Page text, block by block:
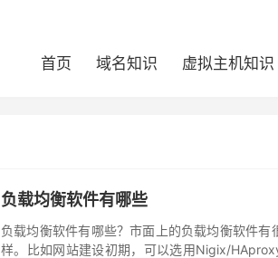
首页 域名知识 虚拟主机知识
负载均衡软件有哪些
负载均衡软件有哪些？市面上的负载均衡软件
样。比如网站建设初期，可以选用Nigix/